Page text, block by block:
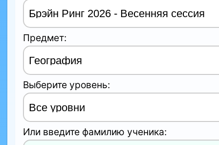
Предмет:
Выберите уровень:
Или введите фамилию ученика: